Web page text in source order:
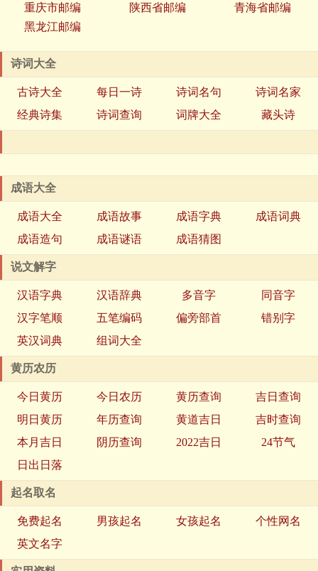
重庆市邮编
陕西省邮编
青海省邮编
黑龙江邮编
诗词大全
古诗大全 每日一诗 诗词名句
诗词名家
经典诗集
诗词查询 词牌大全 藏头诗
成语大全
成语大全 成语故事 成语字典
成语词典
成语造句
成语谜语 成语猜图
说文解字
汉语字典 汉语辞典 多音字
同音字
汉字笔顺
五笔编码 偏旁部首
错别字
英汉词典
组词大全
黄历农历
今日黄历 今日农历 黄历查询
吉日查询
明日黄历
年历查询 黄道吉日
吉时查询
本月吉日
阴历查询 2022吉日
24节气
日出日落
起名取名
免费起名 男孩起名 女孩起名
个性网名
英文名字